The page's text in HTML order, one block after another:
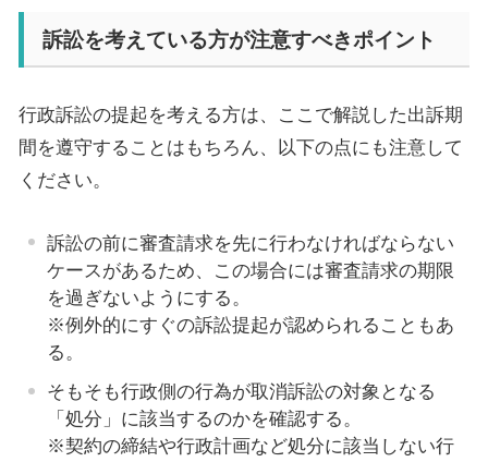
訴訟を考えている方が注意すべきポイント
行政訴訟の提起を考える方は、ここで解説した出訴期
間を遵守することはもちろん、以下の点にも注意して
ください。
訴訟の前に審査請求を先に行わなければならない
ケースがあるため、この場合には審査請求の期限
を過ぎないようにする。
※例外的にすぐの訴訟提起が認められることもあ
る。
そもそも行政側の行為が取消訴訟の対象となる
「処分」に該当するのかを確認する。
※契約の締結や行政計画など処分に該当しない行